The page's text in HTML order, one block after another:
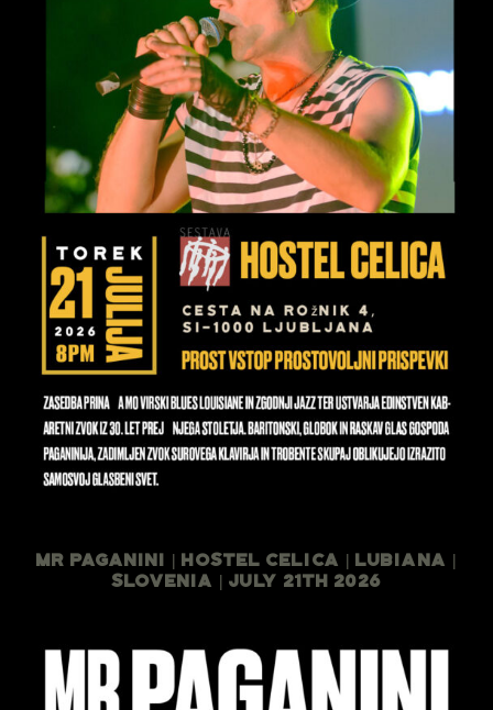
Mr Paganini | Hostel Celica | Lubiana |
Slovenia | July 21th 2026